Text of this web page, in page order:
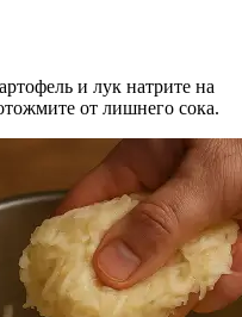
и лук натрите на
от лишнего сока.